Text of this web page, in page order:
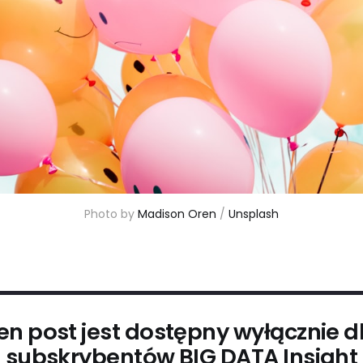
Photo by Madison Oren / Unsplash
post jest dostępny wyłącznie
subskrybentów BIG DATA Insight